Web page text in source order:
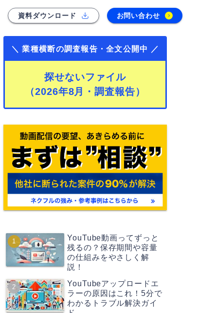
資料ダウンロード お問い合わせ
＼ 業種横断の調査報告・全文公開中 ／
探せないファイル
（2026年8月・調査報告）
YouTube動画ってずっと
残るの？保存期間や容量
の仕組みをやさしく解
説！
YouTubeアップロードエ
ラーの原因はこれ！5分で
わかるトラブル解決ガイ